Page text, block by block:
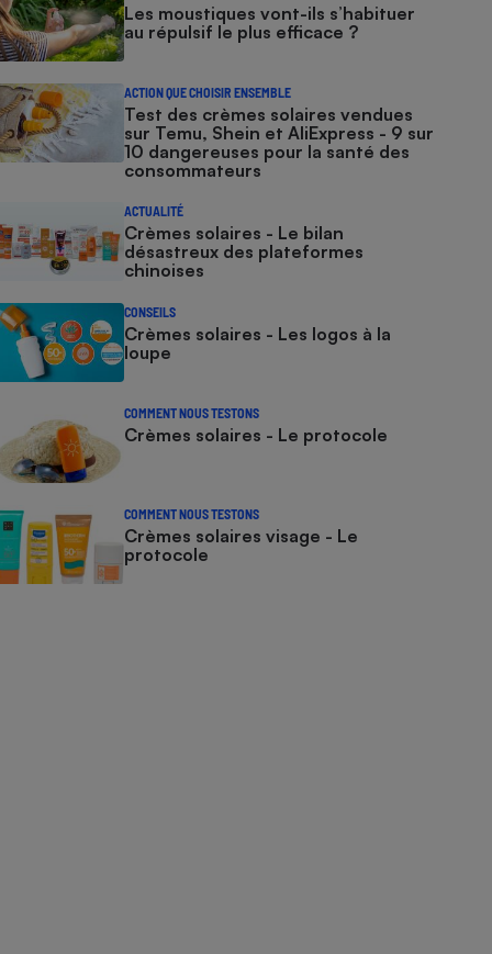
Les moustiques vont-ils s’habituer
au répulsif le plus efficace ?
ACTION QUE CHOISIR ENSEMBLE
Test des crèmes solaires vendues
sur Temu, Shein et AliExpress - 9 sur
10 dangereuses pour la santé des
consommateurs
ACTUALITÉ
Crèmes solaires - Le bilan
désastreux des plateformes
chinoises
CONSEILS
Crèmes solaires - Les logos à la
loupe
COMMENT NOUS TESTONS
Crèmes solaires - Le protocole
COMMENT NOUS TESTONS
Crèmes solaires visage - Le
protocole